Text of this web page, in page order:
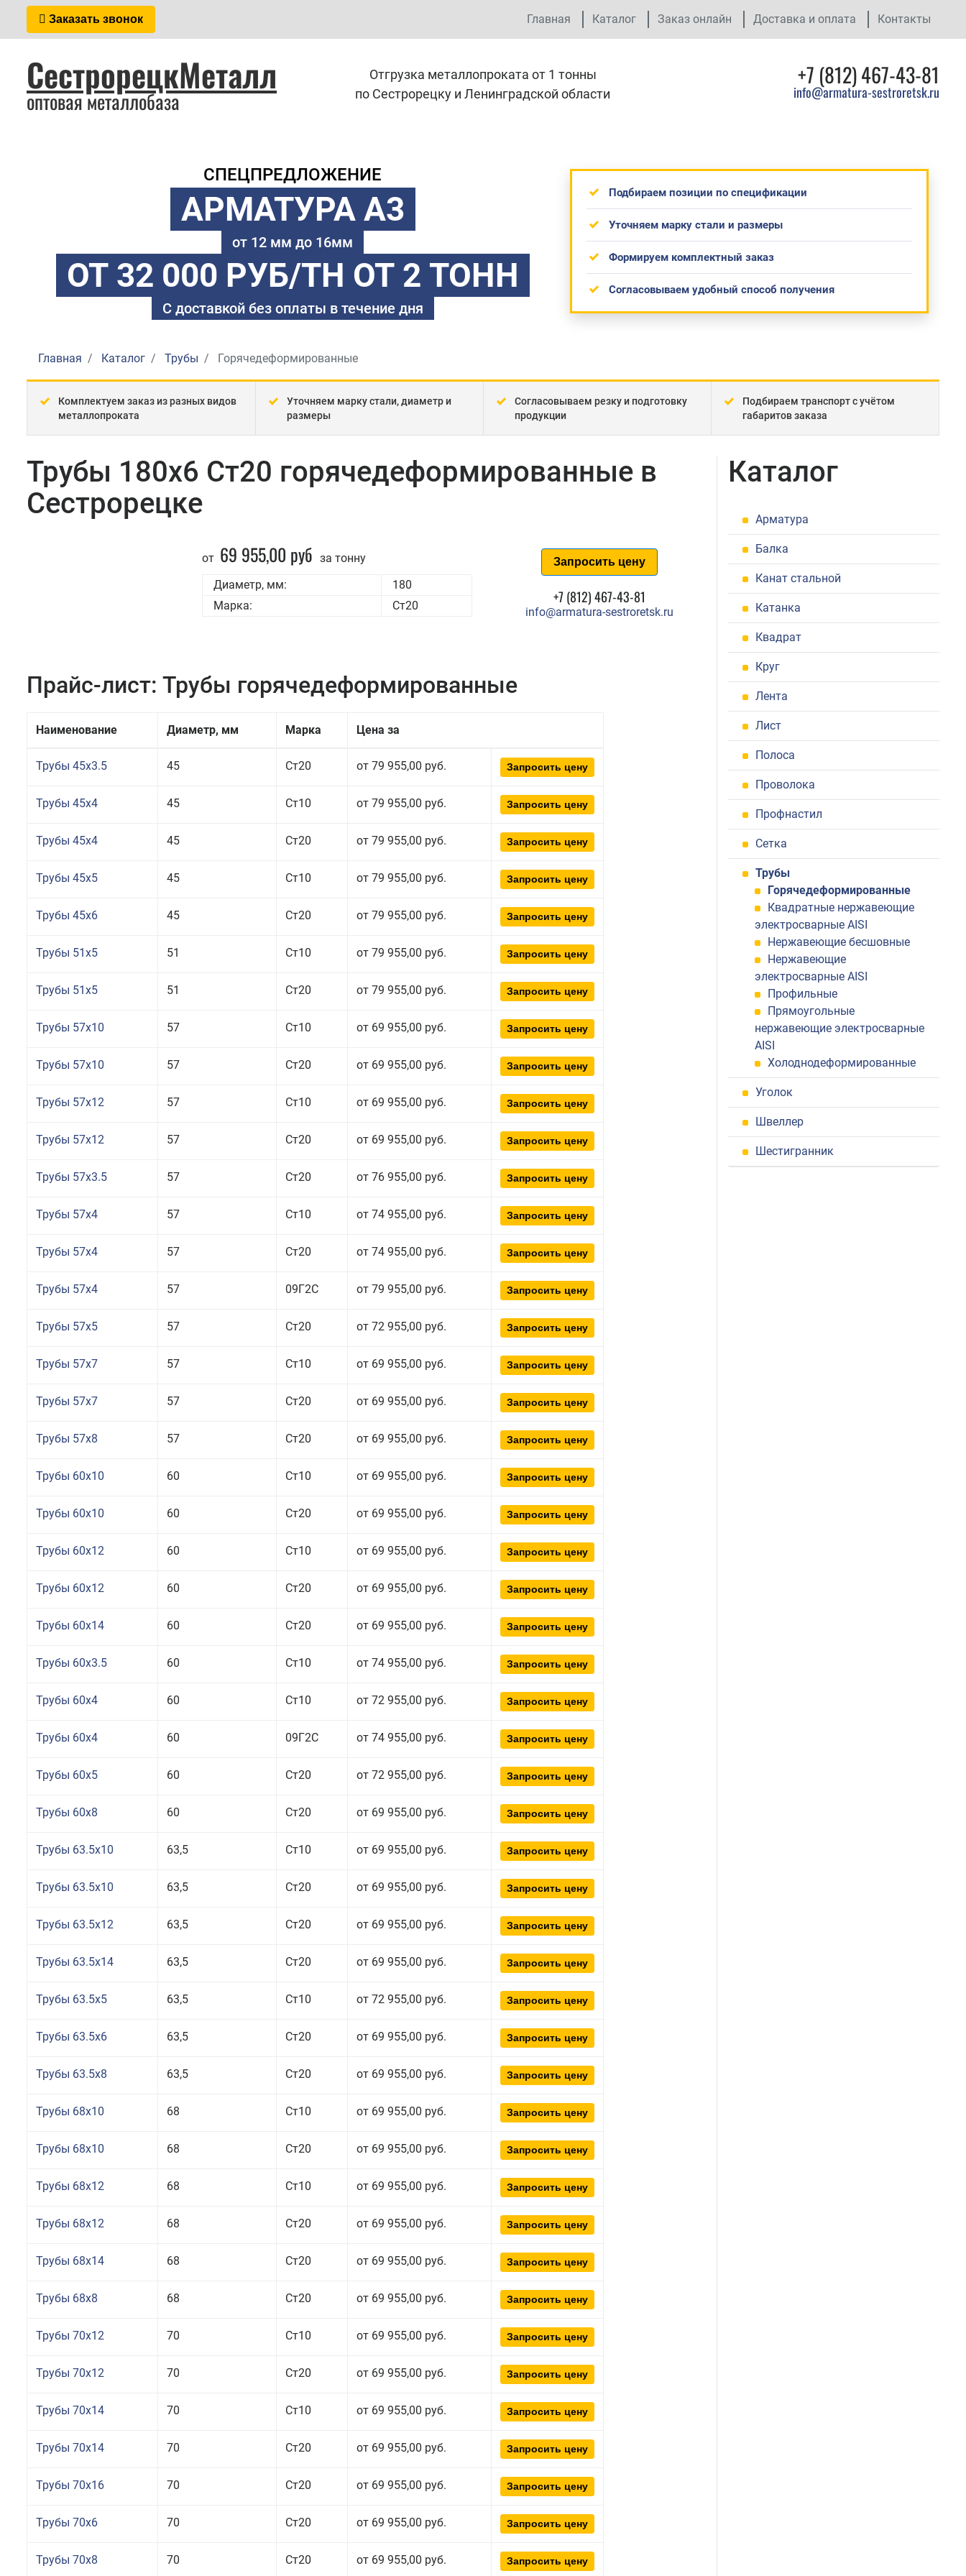
Заказать звонок Главная Каталог Заказ онлайн Доставка и оплата Контакты
СестрорецкМеталл
оптовая металлобаза
Отгрузка металлопроката от 1 тонны
по Сестрорецку и Ленинградской области
+7 (812) 467-43-81
info@armatura-sestroretsk.ru
СПЕЦПРЕДЛОЖЕНИЕ
АРМАТУРА А3
от 12 мм до 16мм
ОТ 32 000 РУБ/ТН ОТ 2 ТОНН
С доставкой без оплаты в течение дня
Подбираем позиции по спецификации
Уточняем марку стали и размеры
Формируем комплектный заказ
Согласовываем удобный способ получения
Главная Каталог Трубы Горячедеформированные
Комплектуем заказ из разных видов
металлопроката
Уточняем марку стали, диаметр и
размеры
Согласовываем резку и подготовку
продукции
Подбираем транспорт с учётом
габаритов заказа
Трубы 180x6 Ст20 горячедеформированные в
Сестрорецке
от 69 955,00 руб за тонну
Диаметр, мм:
180
Марка:
Ст20
Запросить цену
+7 (812) 467-43-81
info@armatura-sestroretsk.ru
Прайс-лист: Трубы горячедеформированные
Наименование Диаметр, мм Марка Цена за
Трубы 45x3.5 45 Ст20 от 79 955,00 руб. Запросить цену
Трубы 45x4 45 Ст10 от 79 955,00 руб. Запросить цену
Трубы 45x4 45 Ст20 от 79 955,00 руб. Запросить цену
Трубы 45x5 45 Ст10 от 79 955,00 руб. Запросить цену
Трубы 45x6 45 Ст20 от 79 955,00 руб. Запросить цену
Трубы 51x5 51 Ст10 от 79 955,00 руб. Запросить цену
Трубы 51x5 51 Ст20 от 79 955,00 руб. Запросить цену
Трубы 57x10 57 Ст10 от 69 955,00 руб. Запросить цену
Трубы 57x10 57 Ст20 от 69 955,00 руб. Запросить цену
Трубы 57x12 57 Ст10 от 69 955,00 руб. Запросить цену
Трубы 57x12 57 Ст20 от 69 955,00 руб. Запросить цену
Трубы 57x3.5 57 Ст20 от 76 955,00 руб. Запросить цену
Трубы 57x4 57 Ст10 от 74 955,00 руб. Запросить цену
Трубы 57x4 57 Ст20 от 74 955,00 руб. Запросить цену
Трубы 57x4 57 09Г2С от 79 955,00 руб. Запросить цену
Трубы 57x5 57 Ст20 от 72 955,00 руб. Запросить цену
Трубы 57x7 57 Ст10 от 69 955,00 руб. Запросить цену
Трубы 57x7 57 Ст20 от 69 955,00 руб. Запросить цену
Трубы 57x8 57 Ст20 от 69 955,00 руб. Запросить цену
Трубы 60x10 60 Ст10 от 69 955,00 руб. Запросить цену
Трубы 60x10 60 Ст20 от 69 955,00 руб. Запросить цену
Трубы 60x12 60 Ст10 от 69 955,00 руб. Запросить цену
Трубы 60x12 60 Ст20 от 69 955,00 руб. Запросить цену
Трубы 60x14 60 Ст20 от 69 955,00 руб. Запросить цену
Трубы 60x3.5 60 Ст10 от 74 955,00 руб. Запросить цену
Трубы 60x4 60 Ст10 от 72 955,00 руб. Запросить цену
Трубы 60x4 60 09Г2С от 74 955,00 руб. Запросить цену
Трубы 60x5 60 Ст20 от 72 955,00 руб. Запросить цену
Трубы 60x8 60 Ст20 от 69 955,00 руб. Запросить цену
Трубы 63.5x10 63,5 Ст10 от 69 955,00 руб. Запросить цену
Трубы 63.5x10 63,5 Ст20 от 69 955,00 руб. Запросить цену
Трубы 63.5x12 63,5 Ст20 от 69 955,00 руб. Запросить цену
Трубы 63.5x14 63,5 Ст20 от 69 955,00 руб. Запросить цену
Трубы 63.5x5 63,5 Ст10 от 72 955,00 руб. Запросить цену
Трубы 63.5x6 63,5 Ст20 от 69 955,00 руб. Запросить цену
Трубы 63.5x8 63,5 Ст20 от 69 955,00 руб. Запросить цену
Трубы 68x10 68 Ст10 от 69 955,00 руб. Запросить цену
Трубы 68x10 68 Ст20 от 69 955,00 руб. Запросить цену
Трубы 68x12 68 Ст10 от 69 955,00 руб. Запросить цену
Трубы 68x12 68 Ст20 от 69 955,00 руб. Запросить цену
Трубы 68x14 68 Ст20 от 69 955,00 руб. Запросить цену
Трубы 68x8 68 Ст20 от 69 955,00 руб. Запросить цену
Трубы 70x12 70 Ст10 от 69 955,00 руб. Запросить цену
Трубы 70x12 70 Ст20 от 69 955,00 руб. Запросить цену
Трубы 70x14 70 Ст10 от 69 955,00 руб. Запросить цену
Трубы 70x14 70 Ст20 от 69 955,00 руб. Запросить цену
Трубы 70x16 70 Ст20 от 69 955,00 руб. Запросить цену
Трубы 70x6 70 Ст20 от 69 955,00 руб. Запросить цену
Трубы 70x8 70 Ст20 от 69 955,00 руб. Запросить цену
Каталог
Арматура
Балка
Канат стальной
Катанка
Квадрат
Круг
Лента
Лист
Полоса
Проволока
Профнастил
Сетка
Трубы
Горячедеформированные
Квадратные нержавеющие
электросварные AISI
Нержавеющие бесшовные
Нержавеющие
электросварные AISI
Профильные
Прямоугольные
нержавеющие электросварные
AISI
Холоднодеформированные
Уголок
Швеллер
Шестигранник